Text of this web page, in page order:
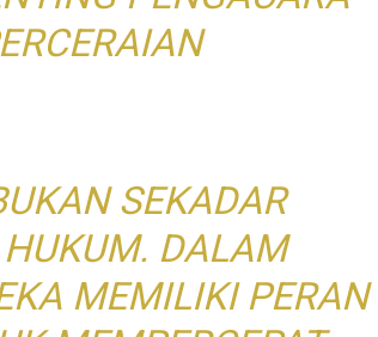
SEKADAR
DALAM
MEMILIKI PERAN